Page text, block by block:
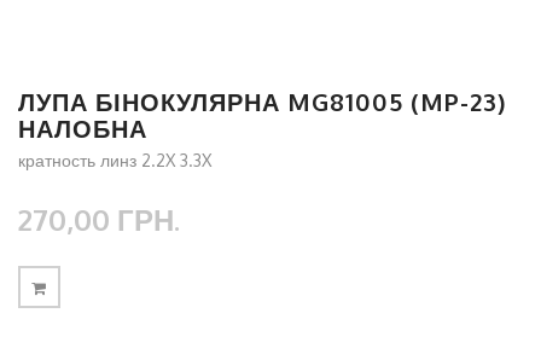
ЛУПА БІНОКУЛЯРНА MG81005 (MP-23)
НАЛОБНА
кратность линз 2.2X 3.3X
270,00 ГРН.